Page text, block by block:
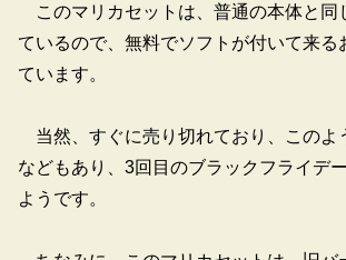
このマリカセットは、普通の本体と同
ているので、無料でソフトが付いて来る
ています。
当然、すぐに売り切れており、このよ
などもあり、3回目のブラックフライデ
ようです。